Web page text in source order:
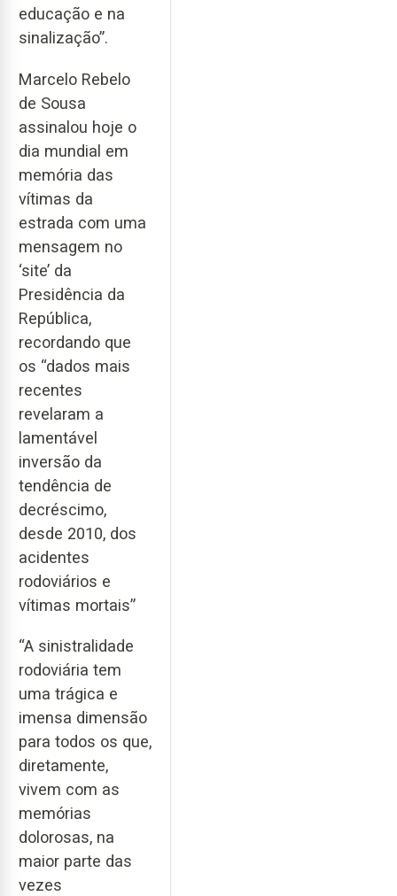
educação e na
sinalização”.
Marcelo Rebelo
de Sousa
assinalou hoje o
dia mundial em
memória das
vítimas da
estrada com uma
mensagem no
‘site’ da
Presidência da
República,
recordando que
os “dados mais
recentes
revelaram a
lamentável
inversão da
tendência de
decréscimo,
desde 2010, dos
acidentes
rodoviários e
vítimas mortais”
“A sinistralidade
rodoviária tem
uma trágica e
imensa dimensão
para todos os que,
diretamente,
vivem com as
memórias
dolorosas, na
maior parte das
vezes